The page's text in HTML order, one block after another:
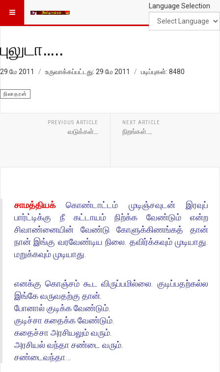
Language Selection
புலுடா…..
29 மே 2011 உருவாக்கப்பட்டது: 29 மே 2011 படிப்புகள்: 8480
நிலாதரன்
PREVIOUS ARTICLE
வடுக்கள்…
NEXT ARTICLE
நிறங்கள்....
சாமத்தியக்
கொண்டாட்டம் முடிஞ்சவுடன் இரவுப்
பார்ட்டிக்கு நீ கட்டாயம் நிற்க்கவேண்டும் என்ற
சிவாண்னையின் வேண்டு கோளுக்கிணங்கத் தான்
நான் இங்கு வரவேண்டிய நிலை. தவிர்க்கவும் முடியாது.
மறுக்கவும் முடியாது.
எனக்கு கொஞ்சம் கூட விருப்பமில்லை. குடிப்பதற்கல்ல
இங்கே வருவதற்கு தான்.
போனால் குடிக்க வேண்டும்.
குடிச்சா கதைக்க வேண்டும்.
கதைச்சா அரசியலும் வரும்.
அரசியல் வந்தா சண்டை வரும்.
சண்டைவந்தா…